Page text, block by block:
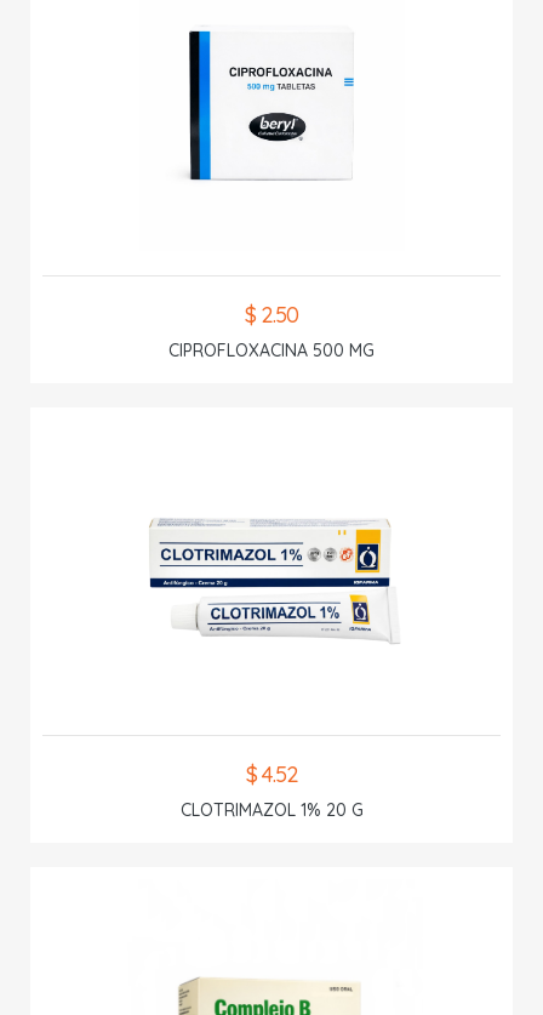
$ 2.50
CIPROFLOXACINA 500 MG
$ 4.52
CLOTRIMAZOL 1% 20 G